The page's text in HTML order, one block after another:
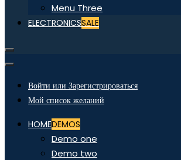
Menu Three
ELECTRONICSSALE
Войти или Зарегистрироваться
Мой список желаний
HOMEDEMOS
Demo one
Demo two